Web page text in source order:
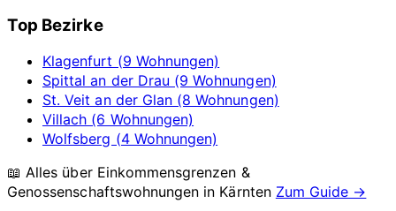
Top Bezirke
Klagenfurt (9 Wohnungen)
Spittal an der Drau (9 Wohnungen)
St. Veit an der Glan (8 Wohnungen)
Villach (6 Wohnungen)
Wolfsberg (4 Wohnungen)
📖 Alles über Einkommensgrenzen &
Genossenschaftswohnungen in Kärnten Zum Guide →